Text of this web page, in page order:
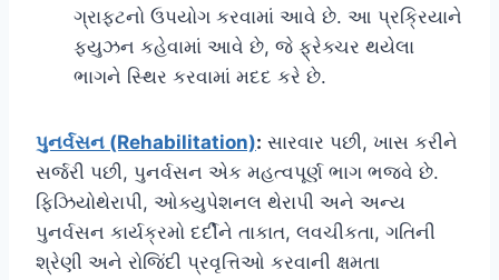
ગ્રાફ્ટનો ઉપયોગ કરવામાં આવે છે. આ પ્રક્રિયાને
ફ્યુઝન કહેવામાં આવે છે, જે ફ્રેક્ચર થયેલા
ભાગને સ્થિર કરવામાં મદદ કરે છે.
પુનર્વસન (Rehabilitation): સારવાર પછી, ખાસ કરીને
સર્જરી પછી, પુનર્વસન એક મહત્વપૂર્ણ ભાગ ભજવે છે.
ફિઝિયોથેરાપી, ઓક્યુપેશનલ થેરાપી અને અન્ય
પુનર્વસન કાર્યક્રમો દર્દીને તાકાત, લવચીકતા, ગતિની
શ્રેણી અને રોજિંદી પ્રવૃત્તિઓ કરવાની ક્ષમતા